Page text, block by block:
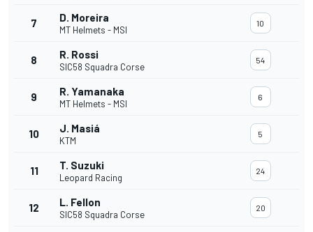
7 D. Moreira
MT Helmets - MSI
10
8 R. Rossi
SIC58 Squadra Corse
54
9 R. Yamanaka
MT Helmets - MSI
6
10 J. Masiá
KTM
5
11 T. Suzuki
Leopard Racing
24
12 L. Fellon
SIC58 Squadra Corse
20